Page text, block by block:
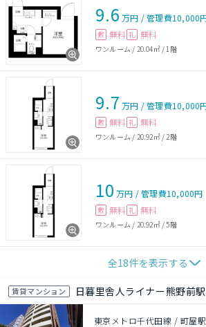
9.6 万円 /管理費10,000
敷 無料 礼 無料
ワンルーム / 20.04㎡/ 1階
9.7 万円 /管理費10,000
敷 無料 礼 無料
ワンルーム / 20.92㎡/ 2階
10 万円 /管理費10,000円
敷 無料 礼 無料
ワンルーム / 20.92㎡/5階
全18件を表示する
賃貸マンション 日暮里舎人ライナー熊野前
東京メトロ千代田線 / 町屋